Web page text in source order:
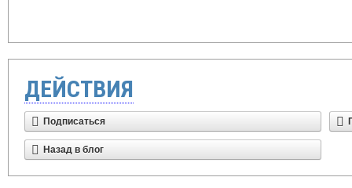
ДЕЙСТВИЯ
Подписаться
Назад в блог